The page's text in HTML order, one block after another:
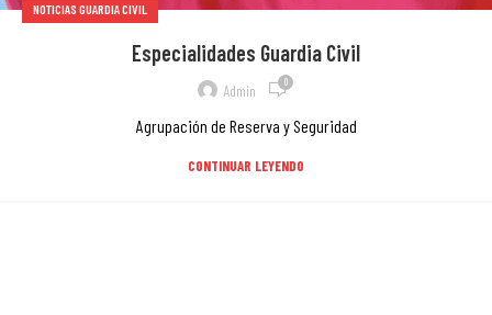
NOTICIAS GUARDIA CIVIL
Especialidades Guardia Civil
Admin 0
Agrupación de Reserva y Seguridad
CONTINUAR LEYENDO